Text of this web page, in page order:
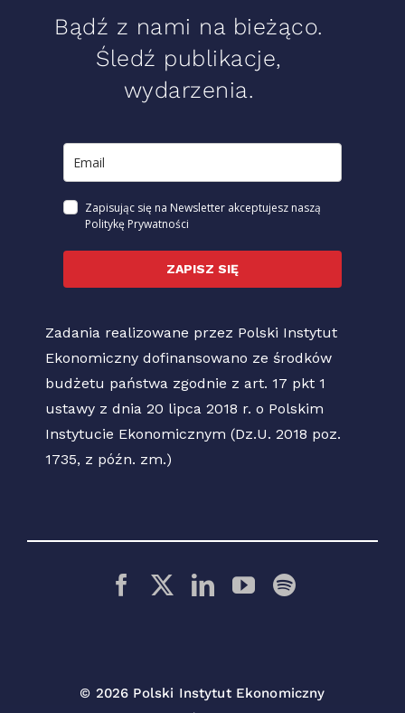
Bądź z nami na bieżąco.
Śledź publikacje,
wydarzenia.
Zapisując się na Newsletter akceptujesz naszą
Politykę Prywatności
ZAPISZ SIĘ
Zadania realizowane przez Polski Instytut
Ekonomiczny dofinansowano ze środków
budżetu państwa zgodnie z art. 17 pkt 1
ustawy z dnia 20 lipca 2018 r. o Polskim
Instytucie Ekonomicznym (Dz.U. 2018 poz.
1735, z późn. zm.)
© 2026 Polski Instytut Ekonomiczny